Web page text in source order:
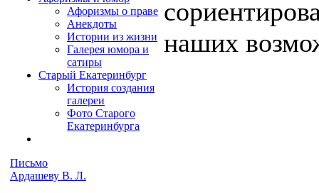
Афоризмы о праве
Анекдоты
Истории из жизни
Галерея юмора и
сатиры
Старый Екатеринбург
История создания
галереи
Фото Старого
Екатеринбурга
Письмо
Ардашеву В. Л.
наших